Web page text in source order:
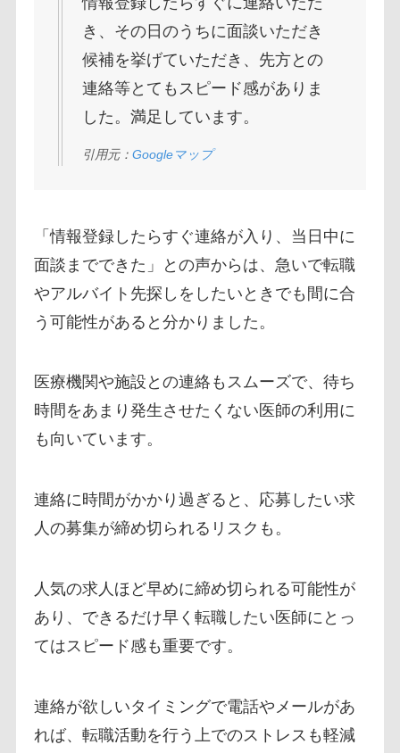
き、その日のうちに面談いただき
候補を挙げていただき、先方との
連絡等とてもスピード感がありま
した。満足しています。
引用元： Googleマップ
「情報登録したらすぐ連絡が入り、当日中に
面談までできた」との声からは、急いで転職
やアルバイト先探しをしたいときでも間に合
う可能性があると分かりました。
医療機関や施設との連絡もスムーズで、待ち
時間をあまり発生させたくない医師の利用に
も向いています。
連絡に時間がかかり過ぎると、応募したい求
人の募集が締め切られるリスクも。
人気の求人ほど早めに締め切られる可能性が
あり、できるだけ早く転職したい医師にとっ
てはスピード感も重要です。
連絡が欲しいタイミングで電話やメールがあ
れば、転職活動を行う上でのストレスも軽減